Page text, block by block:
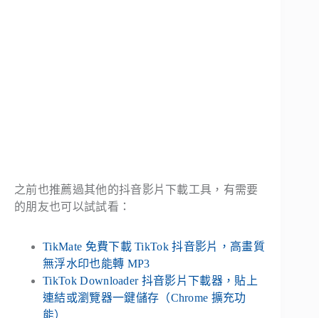
之前也推薦過其他的抖音影片下載工具，有需要
的朋友也可以試試看：
TikMate 免費下載 TikTok 抖音影片，高畫質
無浮水印也能轉 MP3
TikTok Downloader 抖音影片下載器，貼上
連結或瀏覽器一鍵儲存（Chrome 擴充功
能）